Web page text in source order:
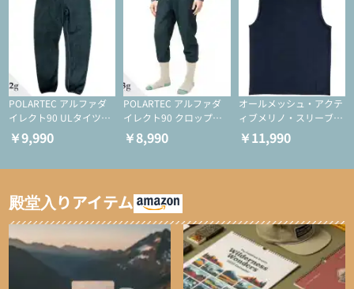
POLARTEC アルファダ
イレクト90 ULタイツ
（アクティブインサレー
ション/テント泊用パジ
￥9,990
POLARTEC アルファダ
イレクト90 クロップド
ULタイツ（アクティブ
インサレーション/テン
￥8,990
オールメッシュ・アクテ
ィブメリノ・スリーブレ
ス
￥11,990
殿堂入りアイテム